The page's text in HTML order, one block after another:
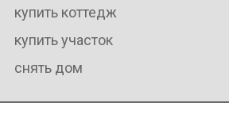
купить коттедж
купить участок
снять дом